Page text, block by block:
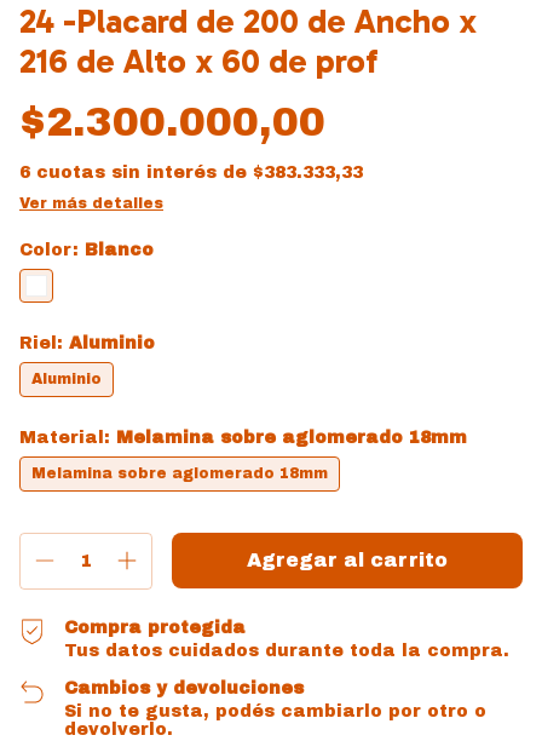
24 -Placard de 200 de Ancho x
216 de Alto x 60 de prof
$2.300.000,00
6 cuotas sin interés de $383.333,33
Ver más detalles
Color: Blanco
Riel: Aluminio
Aluminio
Material: Melamina sobre aglomerado 18mm
Melamina sobre aglomerado 18mm
Compra protegida
Tus datos cuidados durante toda la compra.
Cambios y devoluciones
Si no te gusta, podés cambiarlo por otro o
devolverlo.